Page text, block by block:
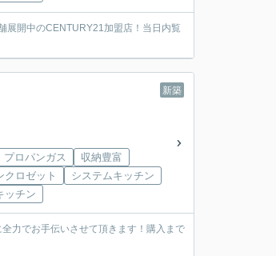
開中のCENTURY21加盟店！当日内覧
新築
プロパンガス
収納豊富
クロゼット
システムキッチン
ッチン
力でお手伝いさせて頂きます！購入まで